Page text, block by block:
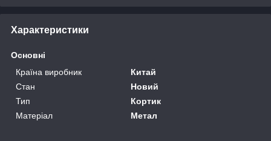
Характеристики
Основні
Країна виробник
Китай
Стан
Новий
Тип
Кортик
Матеріал
Метал